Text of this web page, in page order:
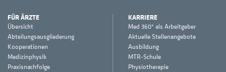
FÜR ÄRZTE
Übersicht
Abteilungsausgliederung
Kooperationen
Medizinphysik
Praxisnachfolge
KARRIERE
Med 360° als Arbeitgeber
Aktuelle Stellenangebote
Ausbildung
MTR-Schule
Physiotherapie